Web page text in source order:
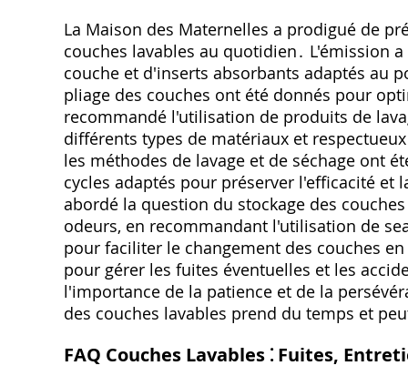
La Maison des Maternelles a prodigué de
couches lavables au quotidien․ L'émission
couche et d'inserts absorbants adaptés au
pliage des couches ont été donnés pour
recommandé l'utilisation de produits de
différents types de matériaux et
les méthodes de lavage et de séchage ont
cycles adaptés pour préserver l'efficacité et
abordé la question du stockage des
odeurs, en recommandant l'utilisation de
pour faciliter le changement des couches
pour gérer les fuites éventuelles et les
l'importance de la patience et de la
des couches lavables prend du temps et
FAQ Couches Lavables ⁚ Fuites,